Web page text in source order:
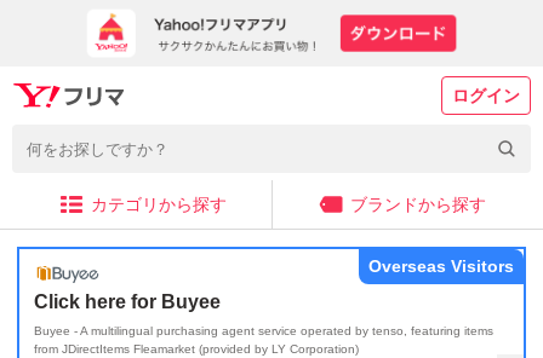
ログイン
カテゴリから探す ブランドから探す
Click here for Buyee
Buyee - A multilingual purchasing agent service operated by tenso, featuring items
from JDirectItems Fleamarket (provided by LY Corporation)
Overseas Visitors